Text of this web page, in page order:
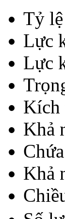
Tỷ
Lực
Lực
Kích
Khả
Khả